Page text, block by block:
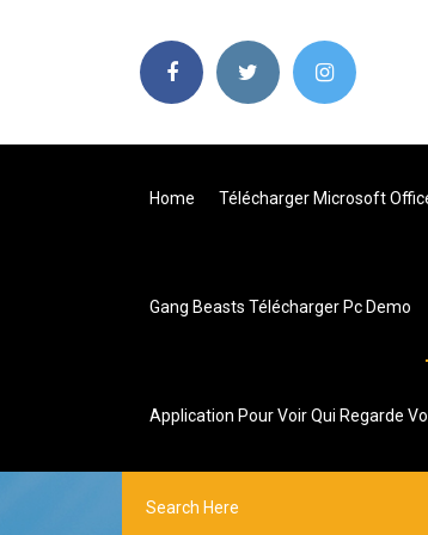
Home Télécharger Microsoft
Gang Beasts Télécharger Pc Demo
Application Pour Voir Qui Regarde